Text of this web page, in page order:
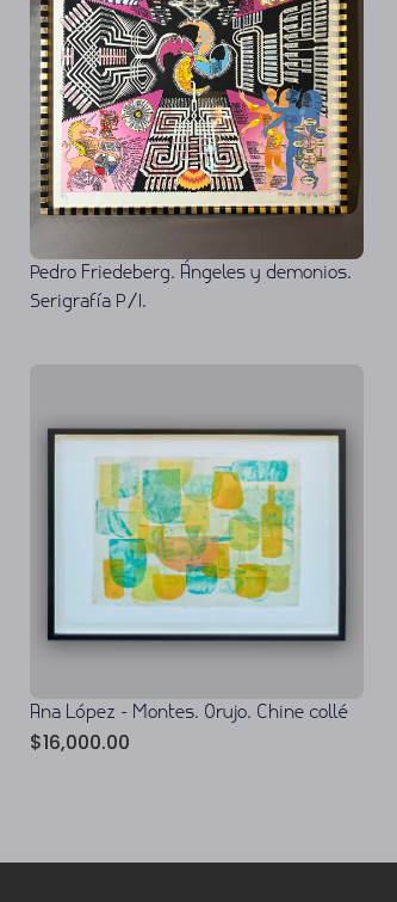
Pedro Friedeberg. Ángeles y demonios.
Serigrafía P/I.
Ana López - Montes. Orujo. Chine collé
$16,000.00